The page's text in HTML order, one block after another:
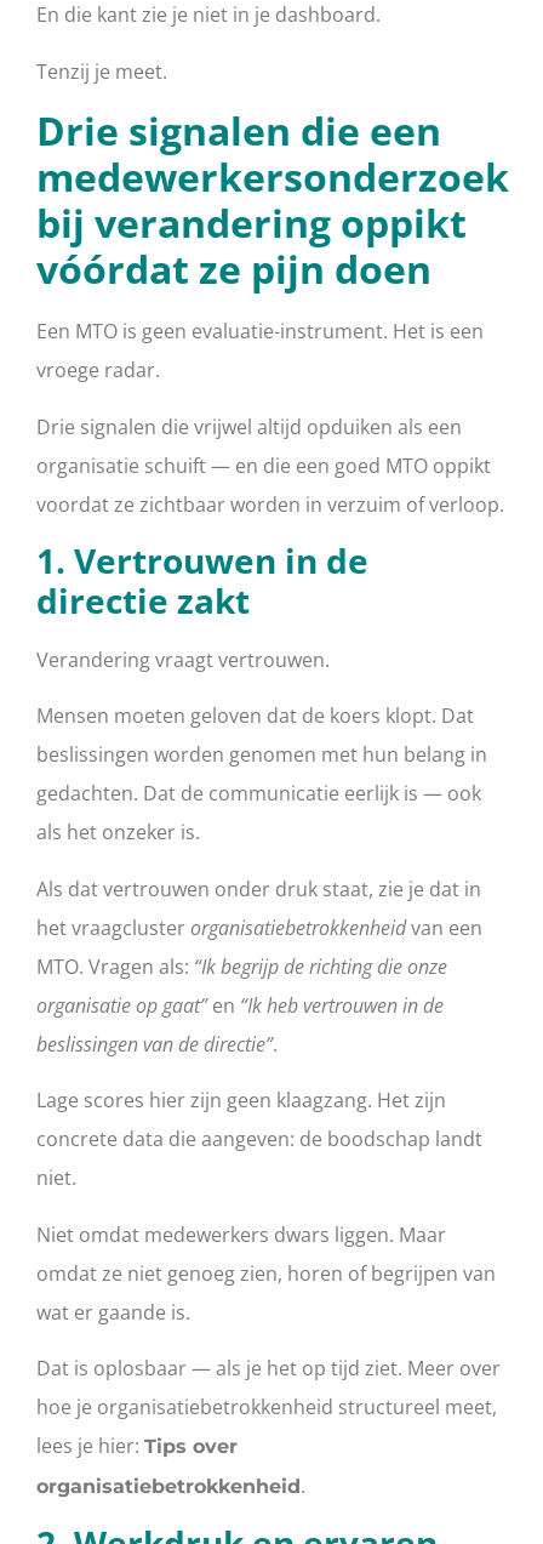
En die kant zie je niet in je dashboard.
Tenzij je meet.
Drie signalen die een
medewerkersonderzoek
bij verandering oppikt
vóórdat ze pijn doen
Een MTO is geen evaluatie-instrument. Het is een
vroege radar.
Drie signalen die vrijwel altijd opduiken als een
organisatie schuift — en die een goed MTO oppikt
voordat ze zichtbaar worden in verzuim of verloop.
1. Vertrouwen in de
directie zakt
Verandering vraagt vertrouwen.
Mensen moeten geloven dat de koers klopt. Dat
beslissingen worden genomen met hun belang in
gedachten. Dat de communicatie eerlijk is — ook
als het onzeker is.
Als dat vertrouwen onder druk staat, zie je dat in
het vraagclusterorganisatiebetrokkenheidvan een
MTO. Vragen als: “Ik begrijp de richting die onze
organisatie op gaat”en “Ik heb vertrouwen in de
beslissingen van de directie”.
Lage scores hier zijn geen klaagzang. Het zijn
concrete data die aangeven: de boodschap landt
niet.
Niet omdat medewerkers dwars liggen. Maar
omdat ze niet genoeg zien, horen of begrijpen van
wat er gaande is.
Dat is oplosbaar — als je het op tijd ziet. Meer over
hoe je organisatiebetrokkenheid structureel meet,
lees je hier: Tips over
organisatiebetrokkenheid.